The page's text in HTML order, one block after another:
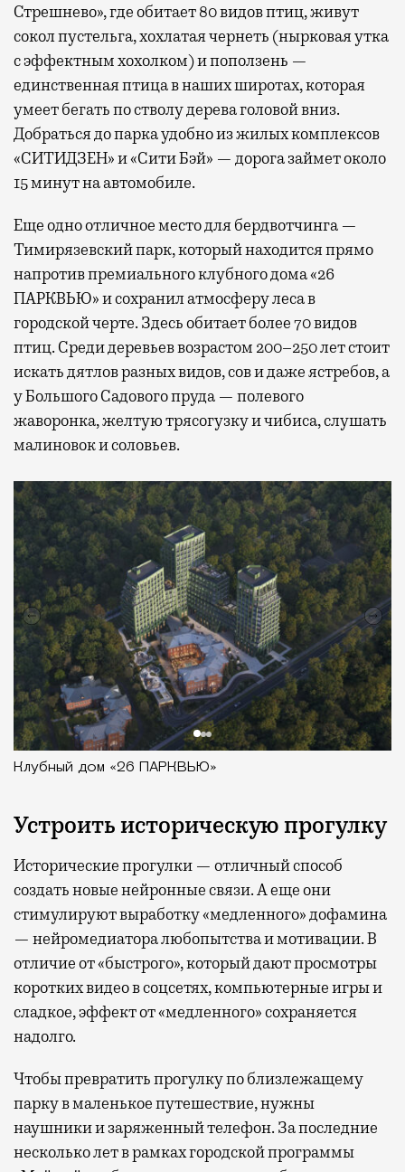
Стрешнево», где обитает 80 видов птиц, живут
сокол пустельга, хохлатая чернеть (нырковая утка
с эффектным хохолком) и поползень —
единственная птица в наших широтах, которая
умеет бегать по стволу дерева головой вниз.
Добраться до парка удобно из жилых комплексов
«СИТИДЗЕН» и «Сити Бэй» — дорога займет около
15 минут на автомобиле.
Еще одно отличное место для бердвотчинга —
Тимирязевский парк, который находится прямо
напротив премиального клубного дома «26
ПАРКВЬЮ» и сохранил атмосферу леса в
городской черте. Здесь обитает более 70 видов
птиц. Среди деревьев возрастом 200–250 лет стоит
искать дятлов разных видов, сов и даже ястребов, а
у Большого Садового пруда — полевого
жаворонка, желтую трясогузку и чибиса, слушать
малиновок и соловьев.
Клубный дом «26 ПАРКВЬЮ»
Устроить историческую прогулку
Исторические прогулки — отличный способ
создать новые нейронные связи. А еще они
стимулируют выработку «медленного» дофамина
— нейромедиатора любопытства и мотивации. В
отличие от «быстрого», который дают просмотры
коротких видео в соцсетях, компьютерные игры и
сладкое, эффект от «медленного» сохраняется
надолго.
Чтобы превратить прогулку по близлежащему
парку в маленькое путешествие, нужны
наушники и заряженный телефон. За последние
несколько лет в рамках городской программы